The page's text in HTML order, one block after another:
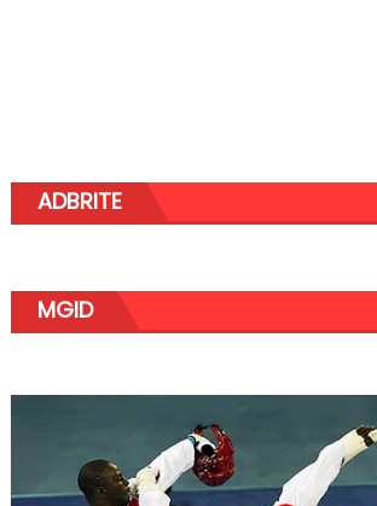
ADBRITE
MGID